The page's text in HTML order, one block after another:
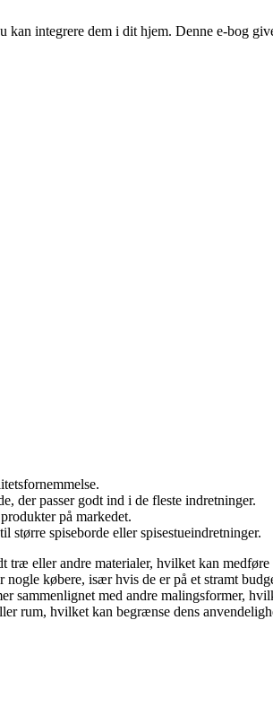
integrere dem i dit hjem. Denne e-bog
der passer godt ind i de fleste indretninger.
på markedet.
større spiseborde eller spisestueindretninger.
eller andre materialer, hvilket kan
købere, især hvis de er på et stramt
sammenlignet med andre malingsformer,
rum, hvilket kan begrænse dens